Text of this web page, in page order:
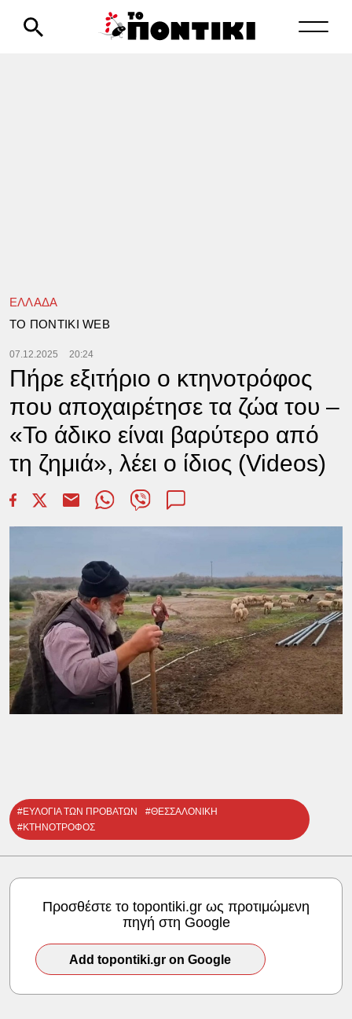
ΕΛΛΑΔΑ
TΟ ΠΟΝΤΙΚΙ WEB
07.12.2025 20:24
Πήρε εξιτήριο ο κτηνοτρόφος
που αποχαιρέτησε τα ζώα του –
«Το άδικο είναι βαρύτερο από
τη ζημιά», λέει ο ίδιος (Videos)
#ΕΥΛΟΓΙΑ ΤΩΝ ΠΡΟΒΑΤΩΝ
#ΘΕΣΣΑΛΟΝΙΚΗ
#ΚΤΗΝΟΤΡΟΦΟΣ
Προσθέστε το topontiki.gr ως προτιμώμενη
πηγή στη Google
Add topontiki.gr on Google